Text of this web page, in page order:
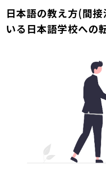
日本語の教え方(間
いる日本語学校への